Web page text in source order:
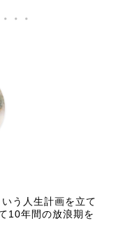
う人生計画を立て
10年間の放浪期を